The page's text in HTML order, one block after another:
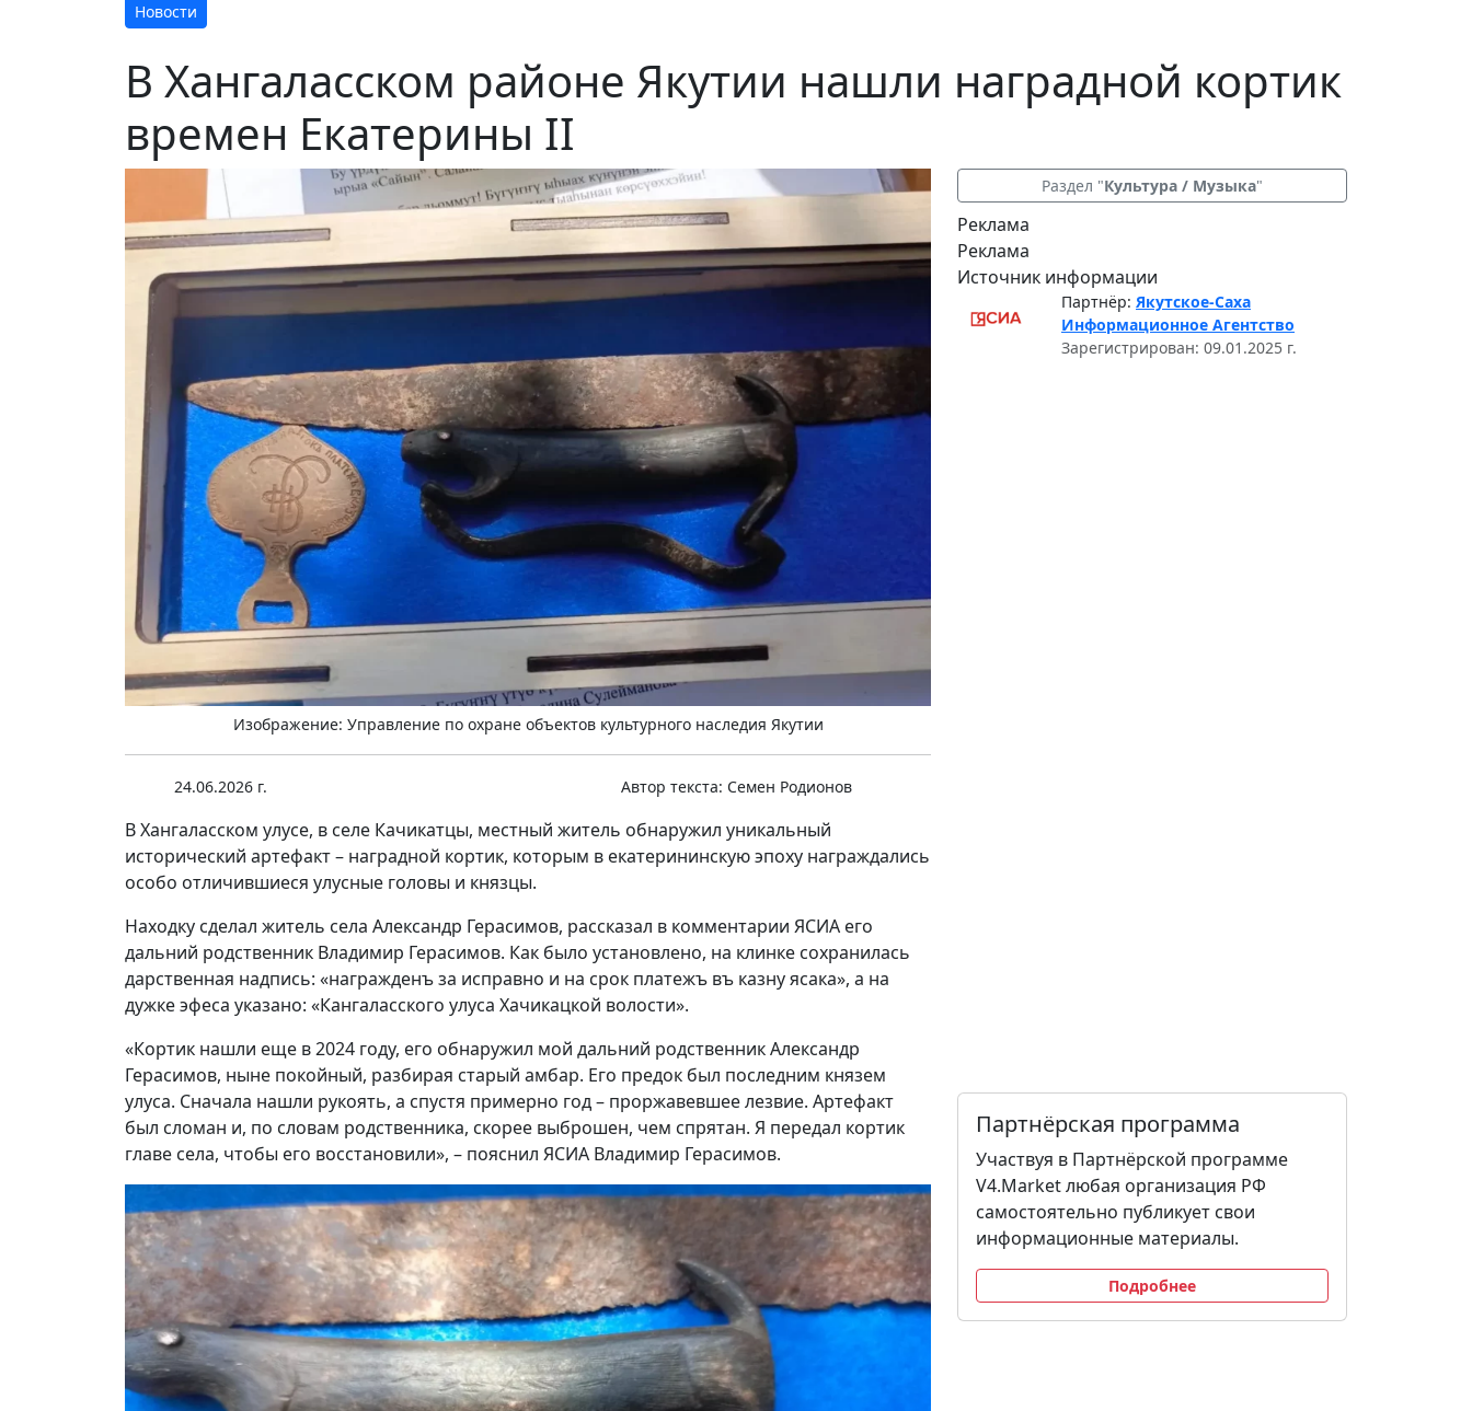
Новости
В Хангаласском районе Якутии нашли наградной кортик
времен Екатерины II
Изображение: Управление по охране объектов культурного наследия Якутии
24.06.2026 г. Автор текста: Семен Родионов
В Хангаласском улусе, в селе Качикатцы, местный житель обнаружил уникальный
исторический артефакт – наградной кортик, которым в екатерининскую эпоху награждались
особо отличившиеся улусные головы и князцы.
Находку сделал житель села Александр Герасимов, рассказал в комментарии ЯСИА его
дальний родственник Владимир Герасимов. Как было установлено, на клинке сохранилась
дарственная надпись: «награжденъ за исправно и на срок платежъ въ казну ясака», а на
дужке эфеса указано: «Кангаласского улуса Хачикацкой волости».
«Кортик нашли еще в 2024 году, его обнаружил мой дальний родственник Александр
Герасимов, ныне покойный, разбирая старый амбар. Его предок был последним князем
улуса. Сначала нашли рукоять, а спустя примерно год – проржавевшее лезвие. Артефакт
был сломан и, по словам родственника, скорее выброшен, чем спрятан. Я передал кортик
главе села, чтобы его восстановили», – пояснил ЯСИА Владимир Герасимов.
Раздел "Культура / Музыка"
Реклама
Реклама
Источник информации
Партнёр: Якутское-Саха
Информационное Агентство
Зарегистрирован: 09.01.2025 г.
Партнёрская программа
Участвуя в Партнёрской программе
V4.Market любая организация РФ
самостоятельно публикует свои
информационные материалы.
Подробнее